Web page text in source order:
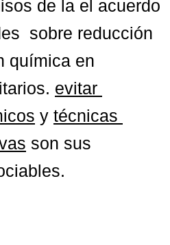
de la el acuerdo
sobre reducción
química en
evitar
y técnicas
son sus